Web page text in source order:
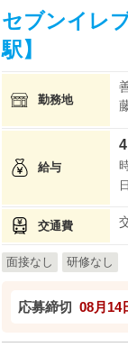
セブンイレ
駅】
勤務地
給与
交通費
面接なし 研修なし
応募締切 08月14